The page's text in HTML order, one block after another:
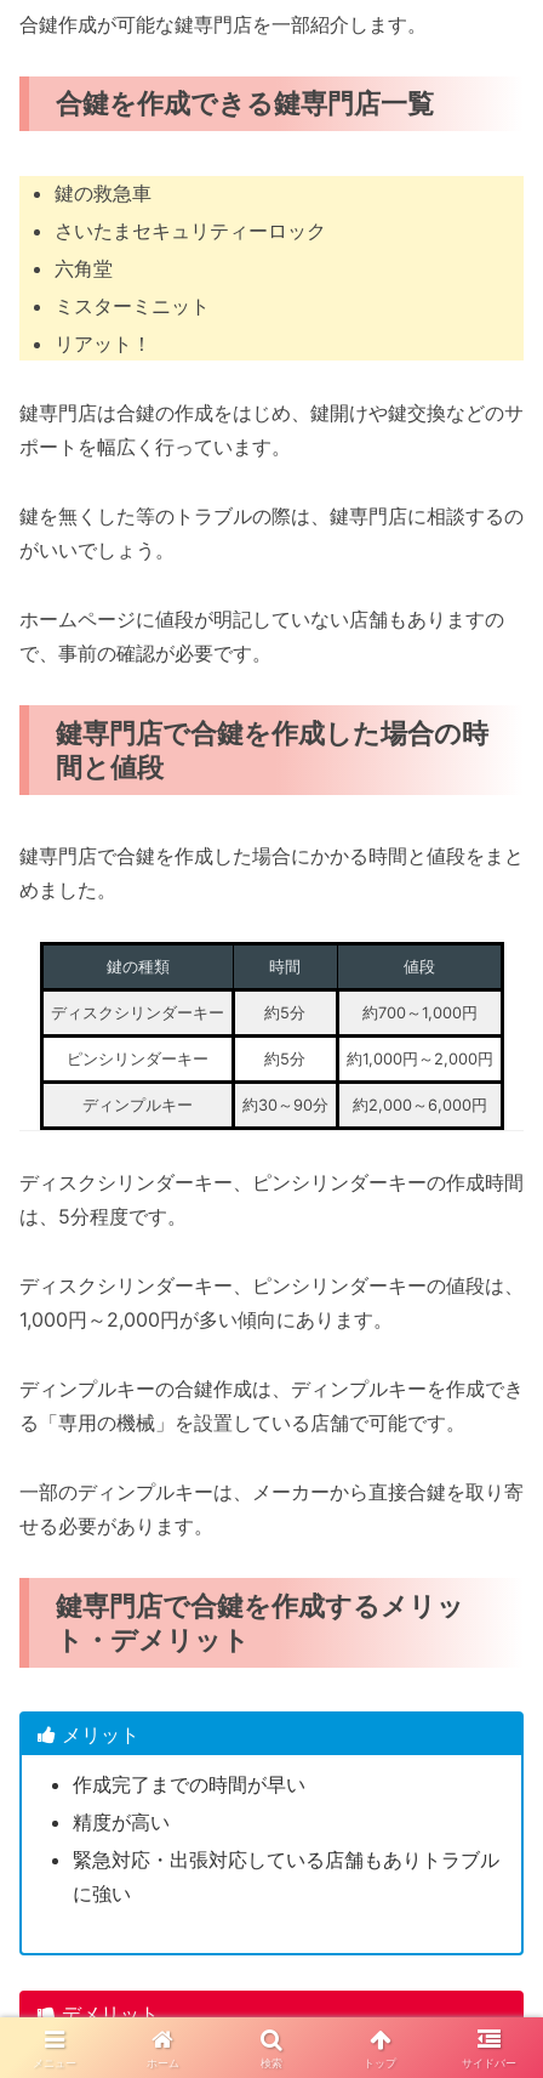
合鍵作成が可能な鍵専門店を一部紹介します。
合鍵を作成できる鍵専門店一覧
鍵の救急車
さいたまセキュリティーロック
六角堂
ミスターミニット
リアット！
鍵専門店は合鍵の作成をはじめ、鍵開けや鍵交換などのサ
ポートを幅広く行っています。
鍵を無くした等のトラブルの際は、鍵専門店に相談するの
がいいでしょう。
ホームページに値段が明記していない店舗もありますの
で、事前の確認が必要です。
鍵専門店で合鍵を作成した場合の時
間と値段
鍵専門店で合鍵を作成した場合にかかる時間と値段をまと
めました。
鍵の種類 時間 値段
ディスクシリンダーキー 約5分 約700～1,000円
ピンシリンダーキー 約5分 約1,000円～2,000円
ディンプルキー 約30～90分 約2,000～6,000円
ディスクシリンダーキー、ピンシリンダーキーの作成時間
は、5分程度です。
ディスクシリンダーキー、ピンシリンダーキーの値段は、
1,000円～2,000円が多い傾向にあります。
ディンプルキーの合鍵作成は、ディンプルキーを作成でき
る「専用の機械」を設置している店舗で可能です。
一部のディンプルキーは、メーカーから直接合鍵を取り寄
せる必要があります。
鍵専門店で合鍵を作成するメリッ
ト・デメリット
メリット
作成完了までの時間が早い
精度が高い
緊急対応・出張対応している店舗もありトラブル
に強い
デメリット
一部のディンプルキーは店舗で合鍵作成できない
メニュー ホーム 検索 トップ サイドバー